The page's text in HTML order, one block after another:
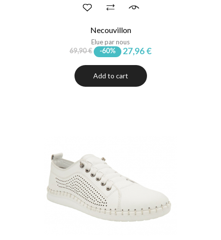
Necouvillon
Elue par nous
69,90 € -60% 27,96 €
Add to cart